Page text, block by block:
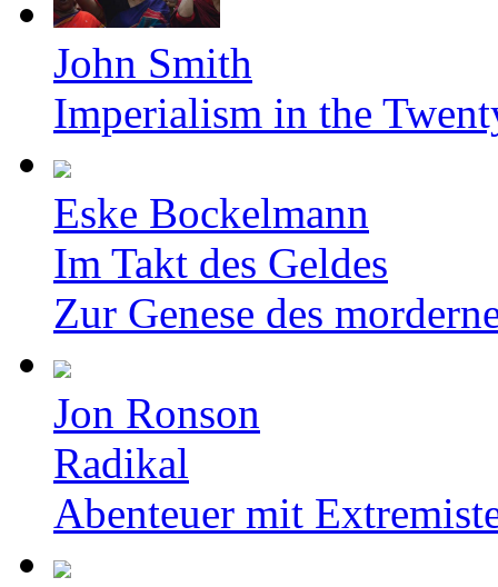
John Smith
Imperialism in the
Eske Bockelmann
Im Takt des Geldes
Zur Genese des
Jon Ronson
Radikal
Abenteuer mit